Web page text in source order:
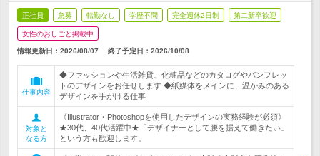
正社員 急募 転勤なし 学歴不問 完全週休2日制 第二新卒歓迎
女性のおしごと掲載中
情報更新日：2026/08/07 終了予定日： 2026/10/08
仕事内容
◆ファッションや生活雑貨、化粧品などのカタログやパンフレッ
トのデザインをお任せします ◆紙媒体をメインに、温かみのある
デザインを手がける仕事
対象と
なる方
《Illustrator・Photoshopを使用したデザインの実務経験が必須》
★30代、40代活躍中★「デザイナーとして腰を据えて働きたい」
という方も歓迎します。